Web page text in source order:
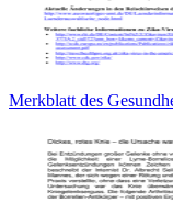
Merkblatt des